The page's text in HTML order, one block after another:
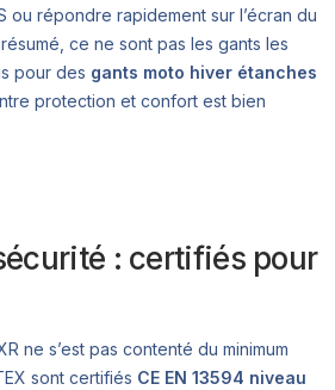
ou répondre rapidement sur l’écran du
ce ne sont pas les gants les
pour des gants moto hiver étanches
protection et confort est bien
: certifiés pour
ne s’est pas contenté du minimum
sont certifiés CE EN 13594 niveau